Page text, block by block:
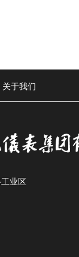
关于我们
业区